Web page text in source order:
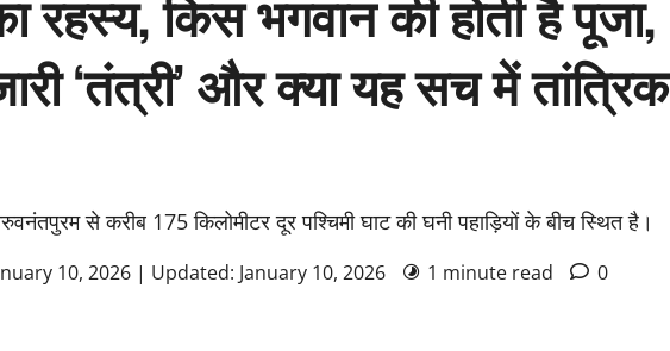
‘तंत्री’ और क्या यह सच में तांत्रिक
से करीब 175 किलोमीटर दूर पश्चिमी घाट की घनी पहाड़ियों के बीच स्थित है।
10, 2026 | Updated: January 10, 2026 1 minute read 0